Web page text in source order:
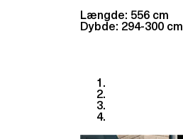
Længde: 556 cm
Dybde: 294-300 cm